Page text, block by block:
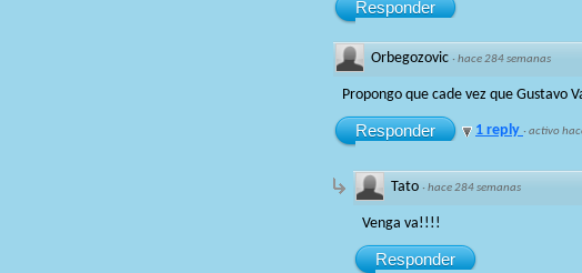
Responder
Orbegozovic ·hace 284 semanas
Propongo que cade vez que Gustavo
Responder 1 reply ·activo
Tato ·hace 284 semanas
Venga va!!!!
Responder